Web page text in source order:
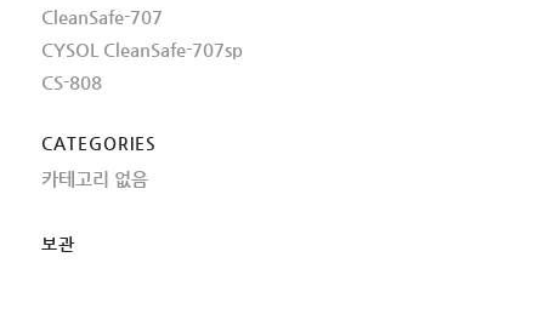
CleanSafe-707
CYSOL CleanSafe-707sp
CS-808
CATEGORIES
카테고리 없음
보관